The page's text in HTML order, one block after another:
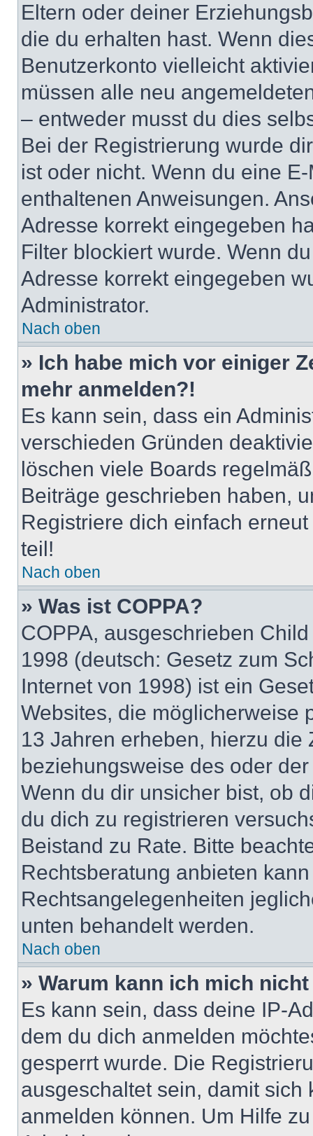
Eltern oder deiner
die du erhalten hast. Wenn
Benutzerkonto vielleicht
müssen alle neu
– entweder musst du dies
Bei der Registrierung wurde
ist oder nicht. Wenn du eine
enthaltenen Anweisungen.
Adresse korrekt eingegeben
Filter blockiert wurde. Wenn
Adresse korrekt eingegeben
Administrator.
Nach oben
» Ich habe mich vor einiger
mehr anmelden?!
Es kann sein, dass ein
verschieden Gründen
löschen viele Boards
Beiträge geschrieben haben,
Registriere dich einfach
teil!
Nach oben
» Was ist COPPA?
COPPA, ausgeschrieben
1998 (deutsch: Gesetz zum
Internet von 1998) ist ein
Websites, die möglicherweise
13 Jahren erheben, hierzu die
beziehungsweise des oder
Wenn du dir unsicher bist, ob
du dich zu registrieren
Beistand zu Rate. Bitte
Rechtsberatung anbieten
Rechtsangelegenheiten
unten behandelt werden.
Nach oben
» Warum kann ich mich
Es kann sein, dass deine IP-
dem du dich anmelden
gesperrt wurde. Die
ausgeschaltet sein, damit
anmelden können. Um Hilfe